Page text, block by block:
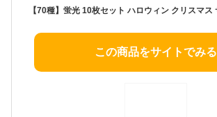
この商品をサイトでみる